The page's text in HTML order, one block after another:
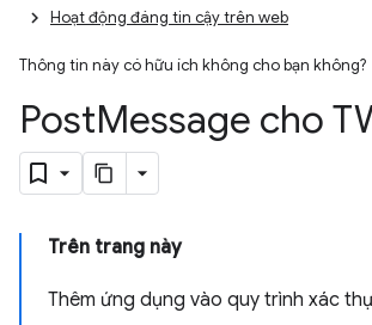
Hoạt động đáng tin cậy trên web
Thông tin này có hữu ích không cho bạn không?
PostMessage cho
Trên trang này
Thêm ứng dụng vào quy trình xác